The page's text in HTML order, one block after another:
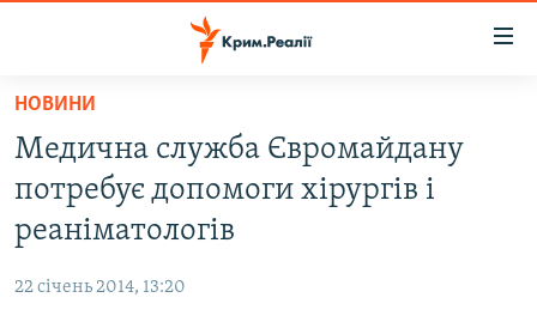
Перейти
основного
матеріалу
Перейти
до
основної
ВОДА.КРИМ
ВІДЕО ТА ФОТО
БЛОГИ
НОВИНИ
Медична служба Євромайдану
потребує допомоги хірургів і
реаніматологів
22 січень 2014, 13:20